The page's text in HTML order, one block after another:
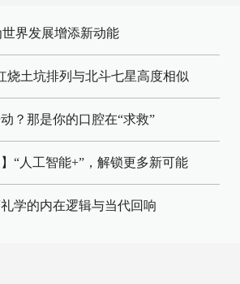
界发展增添新动能
烧土坑排列与北斗七星高度相似
？那是你的口腔在“求救”
“人工智能+”，解锁更多新可能
学的内在逻辑与当代回响